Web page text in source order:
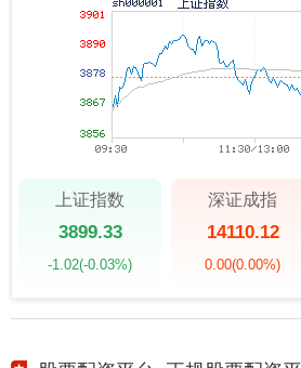
上证指数
3899.33
-1.02(-0.03%)
深证成指
14110.12
0.00(0.00%)